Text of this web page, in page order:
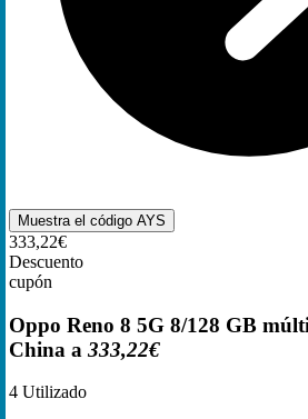
Muestra el código AYS
333,22€
Descuento
cupón
Oppo Reno 8 5G 8/128 GB
China a 333,22€
4 Utilizado